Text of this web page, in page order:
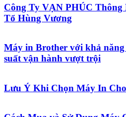
Công Ty VẠN PHÚC Thông
Tổ Hùng Vương
Máy in Brother với khả
suất vận hành vượt trội
Lưu Ý Khi Chọn Máy In